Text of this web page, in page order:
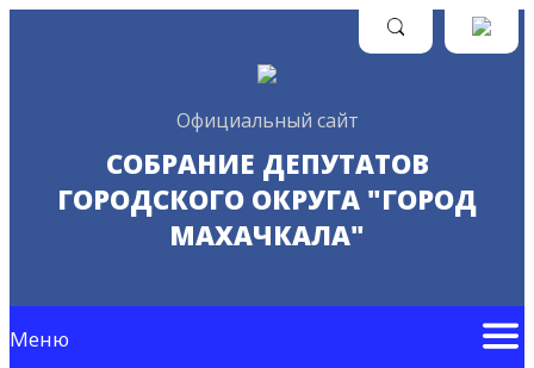
Официальный сайт
СОБРАНИЕ ДЕПУТАТОВ
ГОРОДСКОГО ОКРУГА "ГОРОД
МАХАЧКАЛА"
Меню